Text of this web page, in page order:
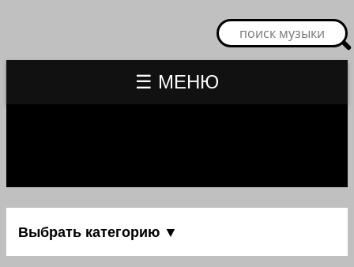
☰ МЕНЮ
Выбрать категорию ▼